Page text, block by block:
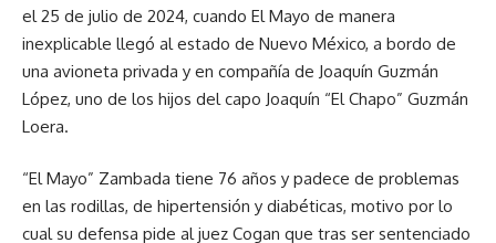
el 25 de julio de 2024, cuando El Mayo de manera
inexplicable llegó al estado de Nuevo México, a bordo de
una avioneta privada y en compañía de Joaquín Guzmán
López, uno de los hijos del capo Joaquín “El Chapo” Guzmán
Loera.
“El Mayo” Zambada tiene 76 años y padece de problemas
en las rodillas, de hipertensión y diabéticas, motivo por lo
cual su defensa pide al juez Cogan que tras ser sentenciado